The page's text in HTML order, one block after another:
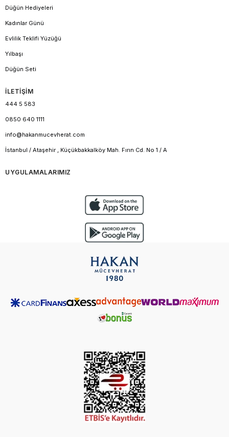
Düğün Hediyeleri
Kadınlar Günü
Evlilik Teklifi Yüzüğü
Yılbaşı
Düğün Seti
İLETİŞİM
444 5 583
0850 640 1111
info@hakanmucevherat.com
İstanbul / Ataşehir , Küçükbakkalköy Mah. Fırın Cd. No 1 / A
UYGULAMALARIMIZ